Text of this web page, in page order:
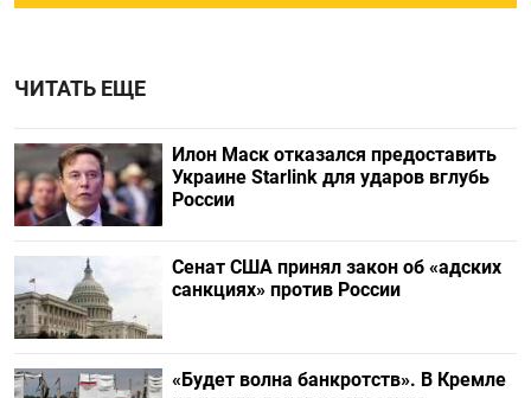
ЧИТАТЬ ЕЩЕ
Илон Маск отказался предоставить
Украине Starlink для ударов вглубь
России
Сенат США принял закон об «адских
санкциях» против России
«Будет волна банкротств». В Кремле